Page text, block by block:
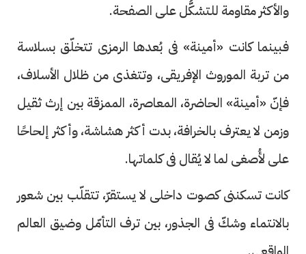
والأكثر مقاومة للتشكُّل على الصفحة.
فبينما كانت «أمينة» فى بُعدها الرمزى تتخلّق بسلاسة
من تربة الموروث الإفريقى، وتتغذى من ظلال الأسلاف،
فإنّ «أمينة» الحاضرة، المعاصرة، الممزقة بين إرث ثقيل
وزمن لا يعترف بالخرافة، بدت أكثر هشاشة، وأكثر إلحاحًا
على لأُصغى لما لا يُقال فى كلماتها.
كانت تسكننى كصوت داخلى لا يستقرّ، تتقلّب بين شعور
بالانتماء وشكّ فى الجذور، بين ترف التأمّل وضيق العالم